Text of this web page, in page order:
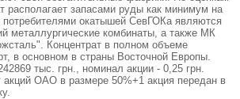
располагает запасами руды как минимум на
окатышей СевГОКа являются
металлургические комбинаты, а также МК
Концентрат в полном объеме
в основном в страны Восточной Европы.
тыс. грн., номинал акции - 0,25 грн.
акций ОАО в размере 50%+1 акция передан в